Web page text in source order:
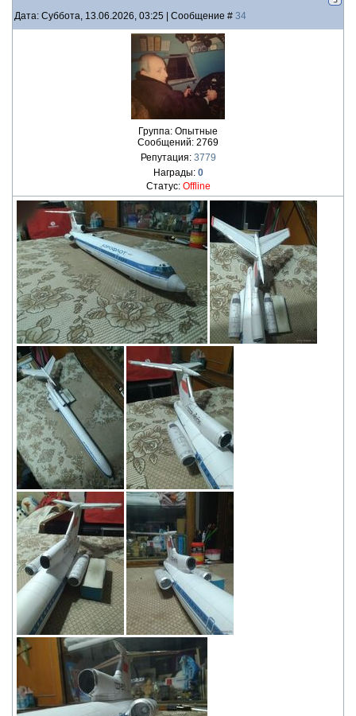
Дата: Суббота, 13.06.2026, 03:25 | Сообщение # 34
Группа: Опытные
Сообщений: 2769
Репутация: 3779
Награды: 0
Статус: Offline